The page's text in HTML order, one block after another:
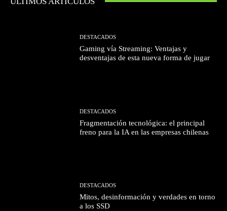
DESTACADOS
Gaming vía Streaming: Ventajas y
desventajas de esta nueva forma de jugar
DESTACADOS
Fragmentación tecnológica: el principal
freno para la IA en las empresas chilenas
DESTACADOS
Mitos, desinformación y verdades en torno
a los SSD